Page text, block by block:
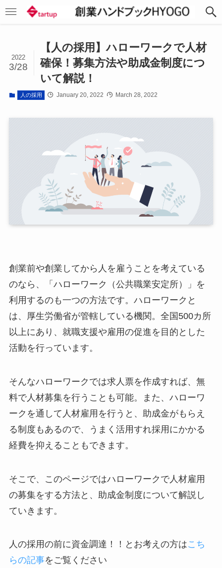
【人の採用】ハローワークで人材
確保！募集方法や助成金制度につ
いて解説！
2022
3/28
人の採用 January 20, 2022 March 28, 2022
創業前や創業してから人を雇うことを考えている
のなら、「ハローワーク（公共職業安定所）」を
利用するのも一つの方法です。ハローワークと
は、厚生労働省が管轄している機関。全国500カ所
以上にあり、就職支援や雇用の促進を目的とした
活動を行っています。
そんなハローワークでは求人票を作成すれば、無
料で人材募集を行うことも可能。また、ハローワ
ークを通して人材雇用を行うと、助成金がもらえ
る制度もあるので、うまく活用すれ採用にかかる
経費を抑えることもできます。
そこで、このページではハローワークで人材雇用
の募集をする方法と、助成金制度について解説し
ていきます。
人の採用の前に資金調達！！とお考えの方はこち
らの記事をご覧ください